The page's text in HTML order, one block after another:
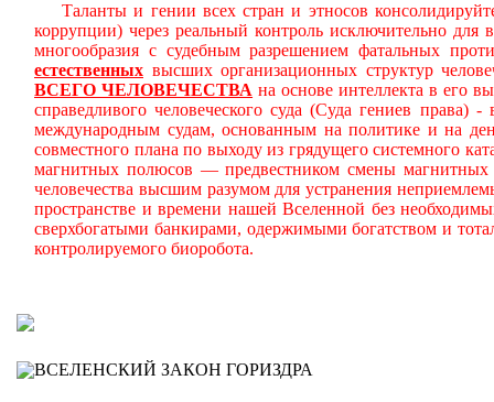
Таланты и гении всех стран и этносов
коррупции) через реальный контроль исключительно
многообразия с судебным разрешением фатальных
естественных высших организационных структур
ВСЕГО ЧЕЛОВЕЧЕСТВА на основе интеллекта в его
справедливого человеческого суда (Суда гениев
международным судам, основанным на политике и на
совместного плана по выходу из грядущего системного
магнитных полюсов — предвестником смены магнитных
человечества высшим разумом для устранения
пространстве и времени нашей Вселенной без
сверхбогатыми банкирами, одержимыми богатством и
контролируемого биоробота.
ВСЕЛЕНСКИЙ ЗАКОН ГОРИЗДРА